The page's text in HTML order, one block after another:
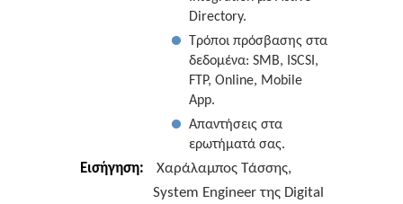
Directory.
Τρόποι πρόσβασης στα
δεδομένα: SMB, ISCSI,
FTP, Online, Mobile
App.
Απαντήσεις στα
ερωτήματά σας.
Εισήγηση:
Χαράλαμπος Τάσσης,
System Engineer της Digital